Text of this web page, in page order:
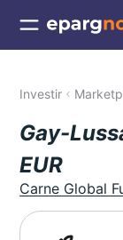
Investir
Gay-
EUR
Carne Global